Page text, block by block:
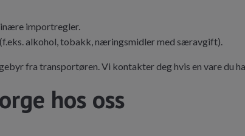
importregler.
alkohol, tobakk, næringsmidler med særavgift).
fra transportøren. Vi kontakter deg hvis en vare du
hos oss